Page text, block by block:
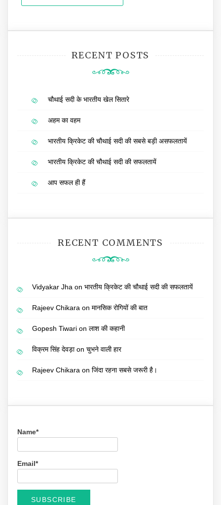
RECENT POSTS
चौथाई सदी के भारतीय खेल सितारे
अहम का वहम
भारतीय क्रिकेट की चौथाई सदी की सबसे बड़ी असफलतायें
भारतीय क्रिकेट की चौथाई सदी की सफलतायें
आप सफल ही हैं
RECENT COMMENTS
Vidyakar Jha on भारतीय क्रिकेट की चौथाई सदी की सफलतायें
Rajeev Chikara on मानसिक रोगियों की बात
Gopesh Tiwari on लाश की कहानी
विक्रम सिंह देवड़ाon चुभने वाली हार
Rajeev Chikara on जिंदा रहना सबसे जरूरी है।
Name*
Email*